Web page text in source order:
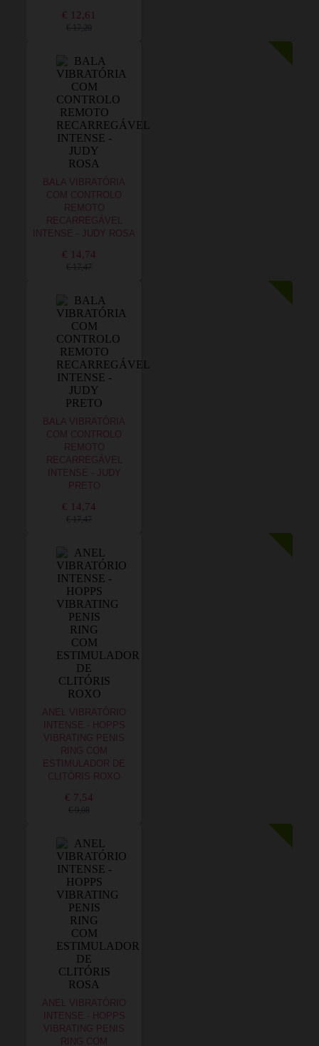
€ 12,61
€ 17,20
BALA VIBRATÓRIA
COM CONTROLO
REMOTO
RECARREGÁVEL
INTENSE - JUDY ROSA
€ 14,74
€ 17,47
BALA VIBRATÓRIA
COM CONTROLO
REMOTO
RECARREGÁVEL
INTENSE - JUDY
PRETO
€ 14,74
€ 17,47
ANEL VIBRATÓRIO
INTENSE - HOPPS
VIBRATING PENIS
RING COM
ESTIMULADOR DE
CLITÓRIS ROXO
€ 7,54
€ 9,08
ANEL VIBRATÓRIO
INTENSE - HOPPS
VIBRATING PENIS
RING COM